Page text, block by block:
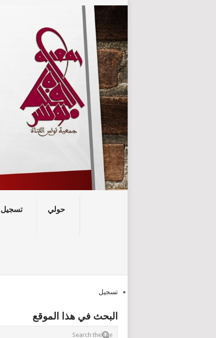
تسجيل حولي
تسجيل
البحث في هذا الموقع